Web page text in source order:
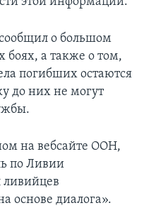
о большом
боях, а также о том,
погибших остаются
до них не могут
на вебсайте ООН,
по Ливии
ливийцев
основе диалога».